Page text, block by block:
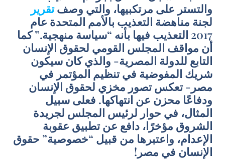
والتستر على مرتكبيها، والتي وصفتقرير
لجنة مناهضة التعذيب بالأمم المتحدة عام
2017 التعذيب فيها بأنه “سياسة منهجية.” كما
أن مواقف المجلس القومي لحقوق الإنسان
التابع للدولة المصرية- والذي كان سيكون
شريك المفوضية في تنظيم المؤتمر في
مصر- تعكس تصور مخزي لحقوق الإنسان
ودفاعًا محزن عن انتهاكها. فعلى سبيل
المثال، في حوار لرئيس المجلس لجريدة
الشروق مؤخرًا، دافع عن تطبيق عقوبة
الإعدام، واعتبرها من قبيل “خصوصية” حقوق
الإنسان في مصر!